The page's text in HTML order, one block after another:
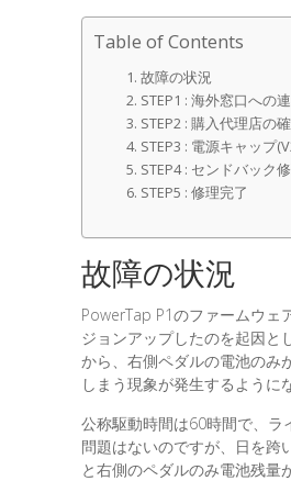
Table of Contents
故障の状況
STEP1 : 海外窓口への
STEP2 : 購入代理店の
STEP3 : 電源キャップ
STEP4 : センドバック
STEP5 : 修理完了
故障の状況
PowerTap P1のファームウェ
ジョンアップしたのを起因と
から、右側ペダルの電池のみ
しまう現象が発生するように
公称駆動時間は60時間で、ラ
問題はないのですが、日を跨
と右側のペダルのみ電池残量